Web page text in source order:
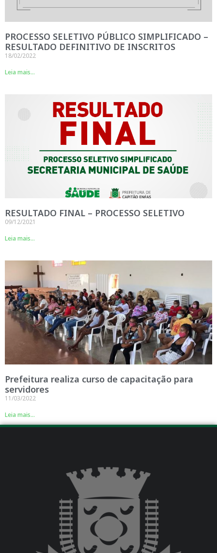
PROCESSO SELETIVO PÚBLICO SIMPLIFICADO –
RESULTADO DEFINITIVO DE INSCRITOS
18/02/2022
Leia mais...
RESULTADO FINAL – PROCESSO SELETIVO
09/12/2021
Leia mais...
Prefeitura realiza curso de capacitação para
servidores
11/03/2022
Leia mais...